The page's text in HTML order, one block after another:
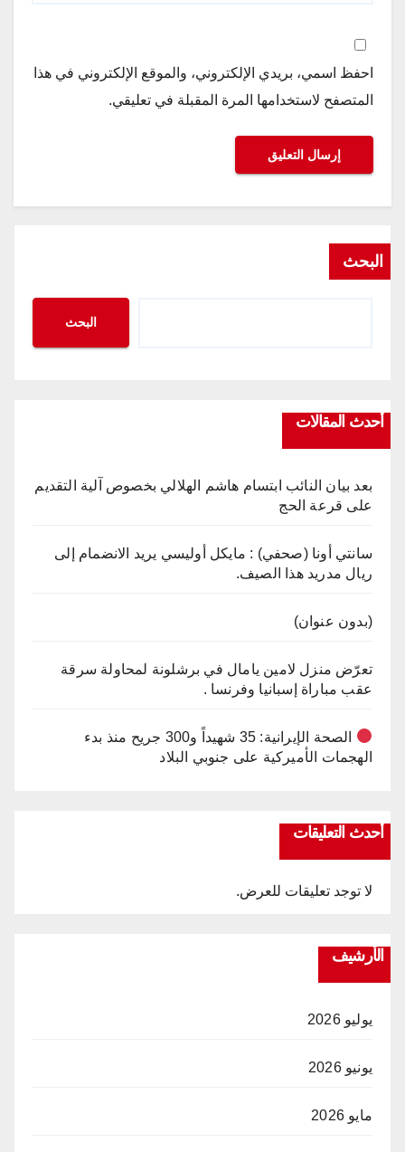
احفظ اسمي، بريدي الإلكتروني، والموقع الإلكتروني في هذا
المتصفح لاستخدامها المرة المقبلة في تعليقي.
البحث
البحث
أحدث المقالات
بعد بيان النائب ابتسام هاشم الهلالي بخصوص آلية التقديم
على قرعة الحج
سانتي أونا (صحفي) : مايكل أوليسي يريد الانضمام إلى
ريال مدريد هذا الصيف.
(بدون عنوان)
تعرّض منزل لامين يامال في برشلونة لمحاولة سرقة
عقب مباراة إسبانيا وفرنسا .
الصحة الإيرانية: 35 شهيداً و300 جريح منذ بدء
الهجمات الأميركية على جنوبي البلاد
أحدث التعليقات
لا توجد تعليقات للعرض.
الأرشيف
يوليو 2026
يونيو 2026
مايو 2026